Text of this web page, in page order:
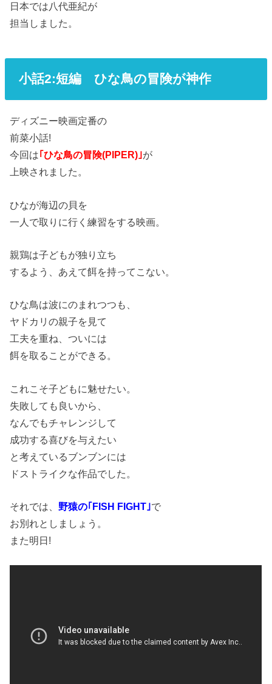
日本では八代亜紀が
担当しました。
小話2:短編 ひな鳥の冒険が神作
ディズニー映画定番の
前菜小話!
今回は｢ひな鳥の冒険(PIPER)｣が
上映されました。
ひなが海辺の貝を
一人で取りに行く練習をする映画。
親鶏は子どもが独り立ち
するよう、あえて餌を持ってこない。
ひな鳥は波にのまれつつも、
ヤドカリの親子を見て
工夫を重ね、ついには
餌を取ることができる。
これこそ子どもに魅せたい。
失敗しても良いから、
なんでもチャレンジして
成功する喜びを与えたい
と考えているブンブンには
ドストライクな作品でした。
それでは、 野猿の｢FISH FIGHT｣で
お別れとしましょう。
また明日!